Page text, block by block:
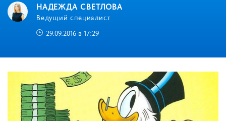
НАДЕЖДА СВЕТЛОВА
Ведущий специалист
29.09.2016 в 17:29